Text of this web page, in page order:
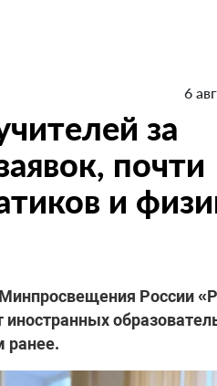
6
за
почти
и
России
иностранных
ранее.